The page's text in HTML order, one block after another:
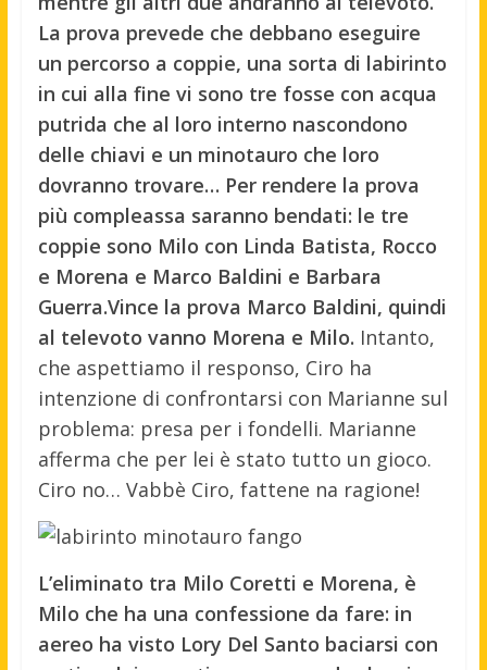
La prova prevede che debbano eseguire
un percorso a coppie, una sorta di labirinto
in cui alla fine vi sono tre fosse con acqua
putrida che al loro interno nascondono
delle chiavi e un minotauro che loro
dovranno trovare… Per rendere la prova
più compleassa saranno bendati: le tre
coppie sono Milo con Linda Batista, Rocco
e Morena e Marco Baldini e Barbara
Guerra.Vince la prova Marco Baldini, quindi
al televoto vanno Morena e Milo. Intanto,
che aspettiamo il responso, Ciro ha
intenzione di confrontarsi con Marianne sul
problema: presa per i fondelli. Marianne
afferma che per lei è stato tutto un gioco.
Ciro no… Vabbè Ciro, fattene na ragione!
L’eliminato tra Milo Coretti e Morena, è
Milo che ha una confessione da fare: in
aereo ha visto Lory Del Santo baciarsi con